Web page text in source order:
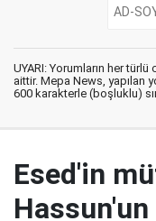
UYARI: Yorumların her
aittir. Mepa News, yapılan
600 karakterle (boşluklu)
Esed'in